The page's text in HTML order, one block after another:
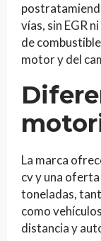
vías, sin EGR
de
motor y del
La marca
cv y una
toneladas,
como
distancia y